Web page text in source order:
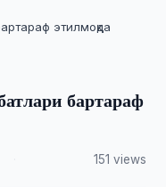
этилмоқда
бартараф
151 views